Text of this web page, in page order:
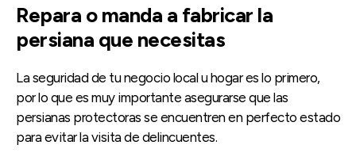
Repara o manda a fabricar la
persiana que necesitas
La seguridad de tu negocio local u hogar es lo primero,
por lo que es muy importante asegurarse que las
persianas protectoras se encuentren en perfecto estado
para evitar la visita de delincuentes.